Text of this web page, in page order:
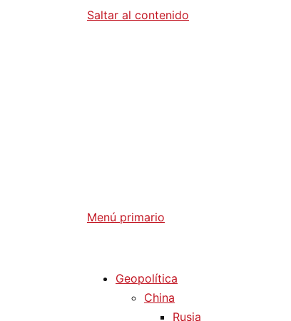
Saltar al contenido
Menú primario
Geopolítica
China
Rusia